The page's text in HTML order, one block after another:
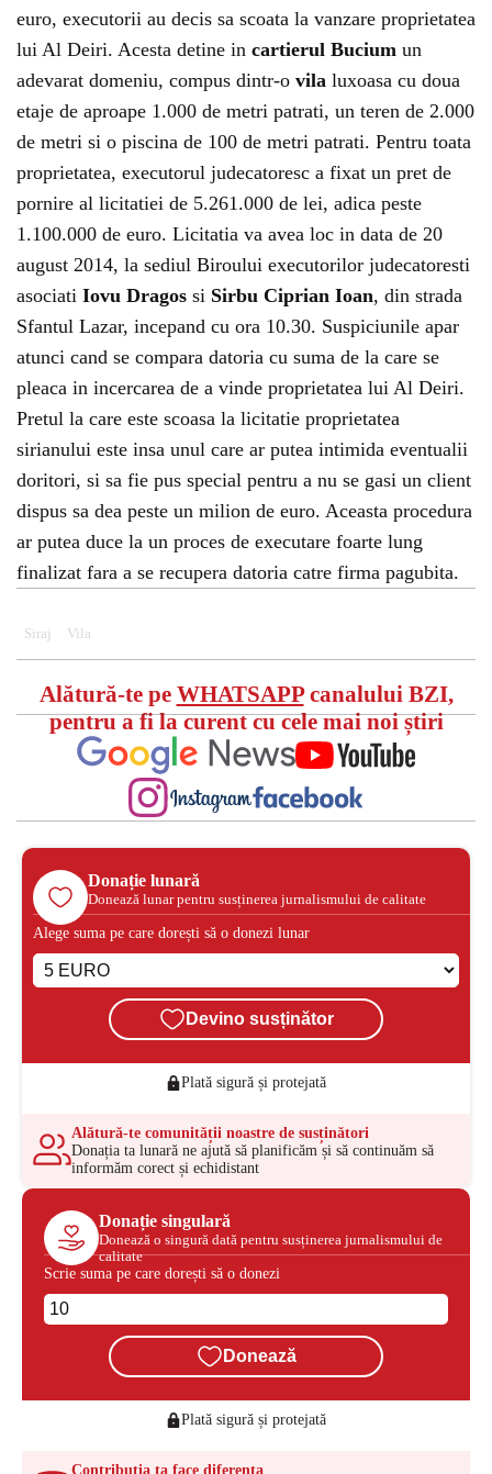
euro, executorii au decis sa scoata la vanzare proprietatea
lui Al Deiri. Acesta detine in cartierul Bucium un
adevarat domeniu, compus dintr-o vila luxoasa cu doua
etaje de aproape 1.000 de metri patrati, un teren de 2.000
de metri si o piscina de 100 de metri patrati. Pentru toata
proprietatea, executorul judecatoresc a fixat un pret de
pornire al licitatiei de 5.261.000 de lei, adica peste
1.100.000 de euro. Licitatia va avea loc in data de 20
august 2014, la sediul Biroului executorilor judecatoresti
asociati Iovu Dragos si Sirbu Ciprian Ioan, din strada
Sfantul Lazar, incepand cu ora 10.30. Suspiciunile apar
atunci cand se compara datoria cu suma de la care se
pleaca in incercarea de a vinde proprietatea lui Al Deiri.
Pretul la care este scoasa la licitatie proprietatea
sirianului este insa unul care ar putea intimida eventualii
doritori, si sa fie pus special pentru a nu se gasi un client
dispus sa dea peste un milion de euro. Aceasta procedura
ar putea duce la un proces de executare foarte lung
finalizat fara a se recupera datoria catre firma pagubita.
Siraj Vila
Alătură-te pe WHATSAPPcanalului BZI,
pentru a fi la curent cu cele mai noi știri
Donație lunară
Donează lunar pentru susținerea jurnalismului de calitate
Alege suma pe care dorești să o donezi lunar
Devino susținător
Plată sigură și protejată
Alătură-te comunității noastre de susținători
Donația ta lunară ne ajută să planificăm și să continuăm să
informăm corect și echidistant
Donație singulară
Donează o singură dată pentru susținerea jurnalismului de
calitate
Scrie suma pe care dorești să o donezi
Donează
Plată sigură și protejată
Contribuția ta face diferența